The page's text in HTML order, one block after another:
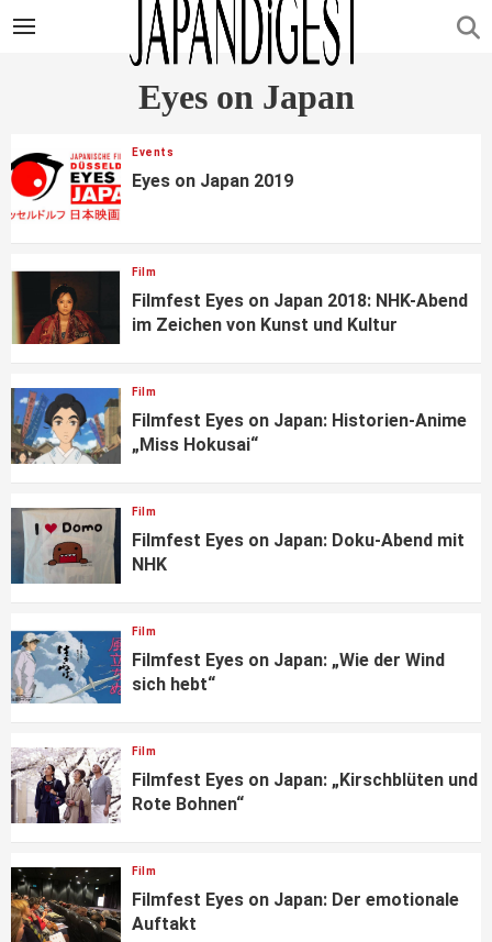
Eyes on Japan
Events
Eyes on Japan 2019
Film
Filmfest Eyes on Japan 2018: NHK-Abend
im Zeichen von Kunst und Kultur
Film
Filmfest Eyes on Japan: Historien-Anime
„Miss Hokusai“
Film
Filmfest Eyes on Japan: Doku-Abend mit
NHK
Film
Filmfest Eyes on Japan: „Wie der Wind
sich hebt“
Film
Filmfest Eyes on Japan: „Kirschblüten und
Rote Bohnen“
Film
Filmfest Eyes on Japan: Der emotionale
Auftakt